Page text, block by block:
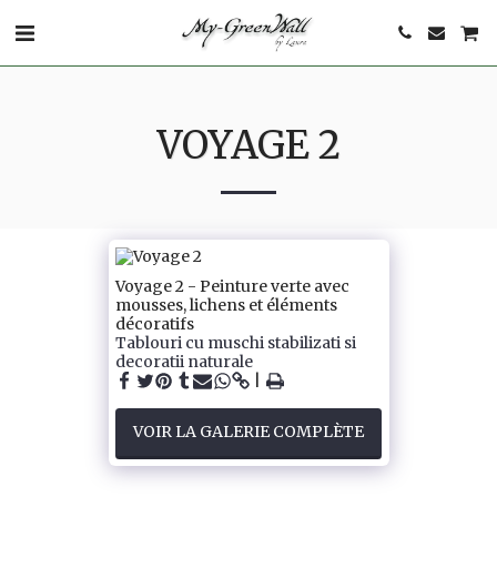
VOYAGE 2
Voyage 2 - Peinture verte avec
mousses, lichens et éléments
décoratifs
Tablouri cu muschi stabilizati si
decoratii naturale
VOIR LA GALERIE COMPLÈTE